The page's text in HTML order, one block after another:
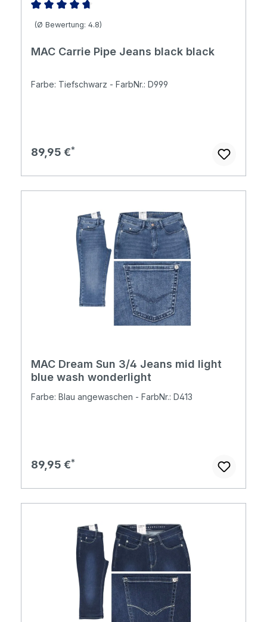
Durchschnittliche Bewertung von 4.83 von 5 Sternen
(Ø Bewertung: 4.8)
MAC Carrie Pipe Jeans black black
Farbe: Tiefschwarz - FarbNr.: D999
Regulärer Preis:
89,95 €
MAC Dream Sun 3/4 Jeans mid light
blue wash wonderlight
Farbe: Blau angewaschen - FarbNr.: D413
Regulärer Preis:
89,95 €